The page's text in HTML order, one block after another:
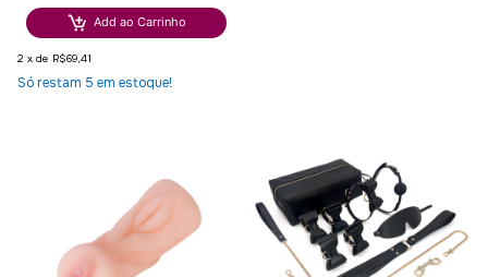
Add ao Carrinho
2 x de R$69,41
Só restam 5 em estoque!